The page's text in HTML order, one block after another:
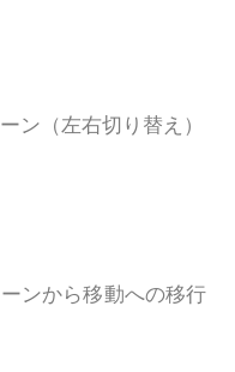
ン（左右切り替え）
ンから移動への移行